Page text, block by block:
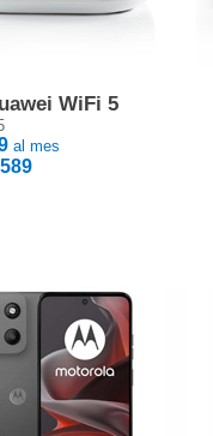
WiFi 5
al mes